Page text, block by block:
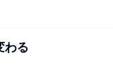
わる